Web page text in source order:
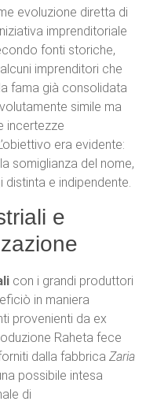
evoluzione diretta di
imprenditoriale
fonti storiche,
imprenditori che
fama già consolidata
simile ma
incertezze
era evidente:
somiglianza del nome,
e indipendente.
e
con i grandi produttori
in maniera
provenienti da ex
Raheta fece
dalla fabbricaZaria
possibile intesa
di